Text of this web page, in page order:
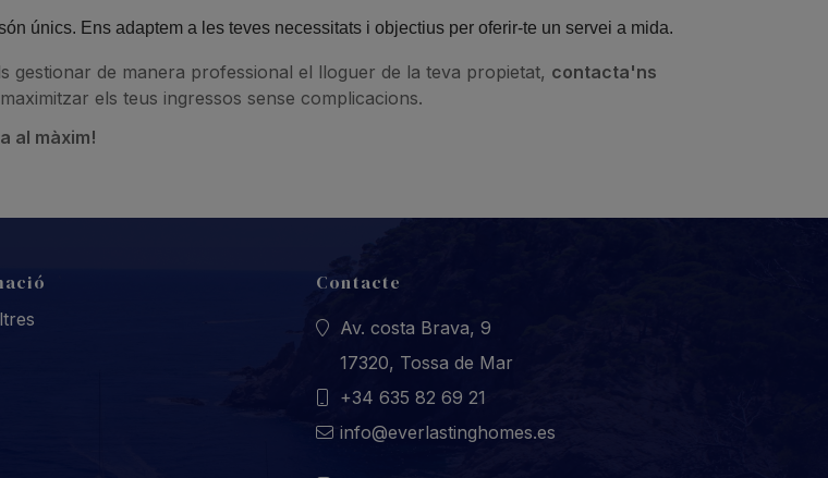
únics. Ens adaptem a les teves necessitats i objectius per oferir-te un servei a mida.
gestionar de manera professional el lloguer de la teva propietat, contacta'ns
els teus ingressos sense complicacions.
al màxim!
Contacte
Av. costa Brava, 9
17320, Tossa de Mar
+34 635 82 69 21
info@everlastinghomes.es